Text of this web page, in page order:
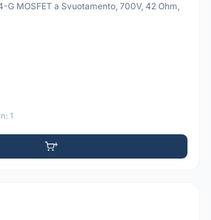
G MOSFET a Svuotamento, 700V, 42 Ohm,
1